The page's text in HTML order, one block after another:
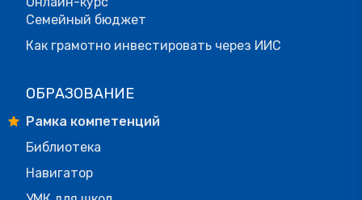
Семейный бюджет
Как грамотно инвестировать через ИИС
ОБРАЗОВАНИЕ
Рамка компетенций
Библиотека
Навигатор